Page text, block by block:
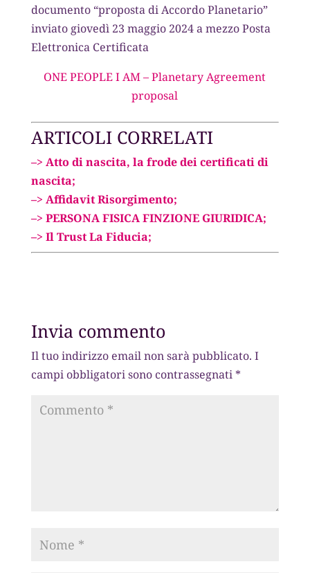
documento “proposta di Accordo Planetario”
inviato giovedì 23 maggio 2024 a mezzo Posta
Elettronica Certificata
ONE PEOPLE I AM – Planetary Agreement
proposal
ARTICOLI CORRELATI
–> Atto di nascita, la frode dei certificati di
nascita;
–> Affidavit Risorgimento;
–> PERSONA FISICA FINZIONE GIURIDICA;
–> Il Trust La Fiducia;
Invia commento
Il tuo indirizzo email non sarà pubblicato. I
campi obbligatori sono contrassegnati *